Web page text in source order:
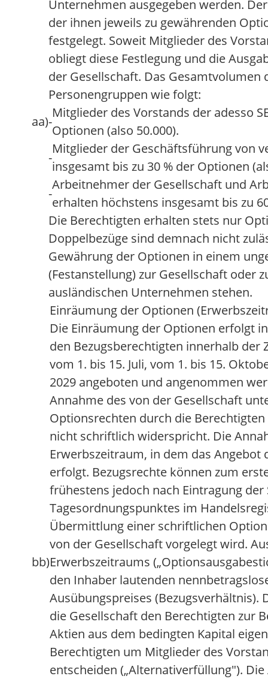
aa)
Unternehmen ausgegeben werden.
der ihnen jeweils zu gewährenden
festgelegt. Soweit Mitglieder des
obliegt diese Festlegung und die
der Gesellschaft. Das
Personengruppen wie folgt:
-
Mitglieder des Vorstands der adesso
Optionen (also 50.000).
-
Mitglieder der Geschäftsführung von
insgesamt bis zu 30 % der Optionen
-
Arbeitnehmer der Gesellschaft und
erhalten höchstens insgesamt bis zu
Die Berechtigten erhalten stets nur
Doppelbezüge sind demnach nicht
Gewährung der Optionen in einem
(Festanstellung) zur Gesellschaft oder
ausländischen Unternehmen stehen.
bb)
Einräumung der Optionen
Die Einräumung der Optionen erfolgt
den Bezugsberechtigten innerhalb der
vom 1. bis 15. Juli, vom 1. bis 15.
2029 angeboten und angenommen
Annahme des von der Gesellschaft
Optionsrechten durch die
nicht schriftlich widerspricht. Die
Erwerbszeitraum, in dem das
erfolgt. Bezugsrechte können zum
frühestens jedoch nach Eintragung
Tagesordnungspunktes im
Übermittlung einer schriftlichen
von der Gesellschaft vorgelegt wird.
Erwerbszeitraums
den Inhaber lautenden
Ausübungspreises
die Gesellschaft den Berechtigten zur
Aktien aus dem bedingten Kapital
Berechtigten um Mitglieder des
entscheiden („Alternativerfüllung").